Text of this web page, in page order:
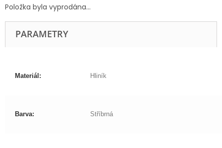
Položka byla vyprodána…
PARAMETRY
Materiál: Hliník
Barva: Stříbrná